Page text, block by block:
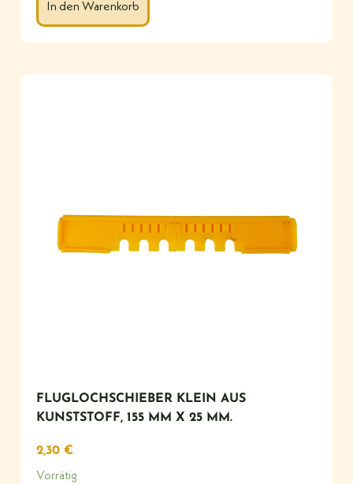
In den Warenkorb
FLUGLOCHSCHIEBER KLEIN AUS
KUNSTSTOFF, 155 MM X 25 MM.
2,30 €
Vorrätig